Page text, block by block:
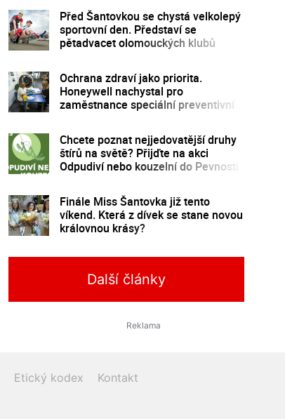
Před Šantovkou se chystá velkolepý
sportovní den. Představí se
pětadvacet olomouckých klubů
Ochrana zdraví jako priorita.
Honeywell nachystal pro
zaměstnance speciální preventivní
Chcete poznat nejjedovatější druhy
štírů na světě? Přijďte na akci
Odpudiví nebo kouzelní do Pevnosti
Finále Miss Šantovka již tento
víkend. Která z dívek se stane novou
královnou krásy?
Další články
Etický kodex Kontakt